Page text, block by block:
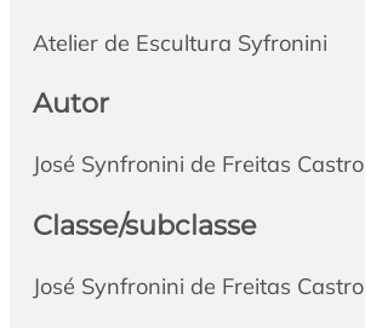
Atelier de Escultura Syfronini
Autor
José Synfronini de Freitas Castro
Classe/subclasse
José Synfronini de Freitas Castro